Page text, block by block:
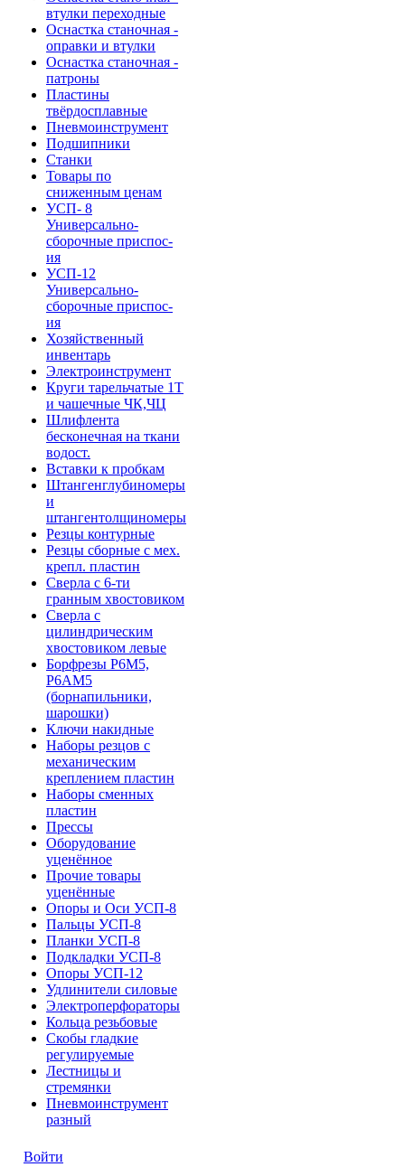
втулки переходные
Оснастка станочная -
оправки и втулки
Оснастка станочная -
патроны
Пластины
твёрдосплавные
Пневмоинструмент
Подшипники
Станки
Товары по
сниженным ценам
УСП- 8
Универсально-
сборочные приспос-
ия
УСП-12
Универсально-
сборочные приспос-
ия
Хозяйственный
инвентарь
Электроинструмент
Круги тарельчатые 1Т
и чашечные ЧК,ЧЦ
Шлифлента
бесконечная на ткани
водост.
Вставки к пробкам
Штангенглубиномеры
и
штангентолщиномеры
Резцы контурные
Резцы сборные с мех.
крепл. пластин
Сверла с 6-ти
гранным хвостовиком
Сверла с
цилиндрическим
хвостовиком левые
Борфрезы Р6М5,
Р6АМ5
(борнапильники,
шарошки)
Ключи накидные
Наборы резцов с
механическим
креплением пластин
Наборы сменных
пластин
Прессы
Оборудование
уценённое
Прочие товары
уценённые
Опоры и Оси УСП-8
Пальцы УСП-8
Планки УСП-8
Подкладки УСП-8
Опоры УСП-12
Удлинители силовые
Электроперфораторы
Кольца резьбовые
Скобы гладкие
регулируемые
Лестницы и
стремянки
Пневмоинструмент
разный
Войти